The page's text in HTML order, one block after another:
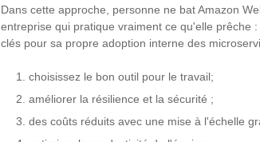
Dans cette approche, personne ne bat Amazon
entreprise qui pratique vraiment ce qu'elle prêche
clés pour sa propre adoption interne des
choisissez le bon outil pour le travail;
améliorer la résilience et la sécurité ;
des coûts réduits avec une mise à l'échelle